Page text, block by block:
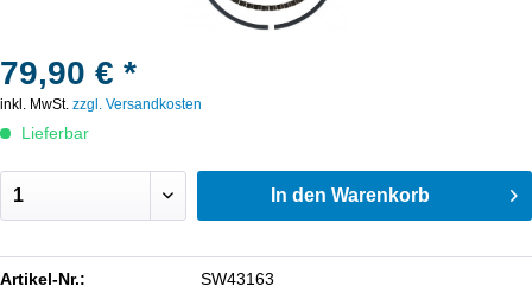
79,90 € *
inkl. MwSt. zzgl. Versandkosten
Lieferbar
In den Warenkorb
Artikel-Nr.: SW43163